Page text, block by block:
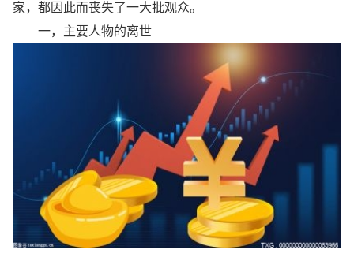
家，都因此而丧失了一大批观众。
一，主要人物的离世